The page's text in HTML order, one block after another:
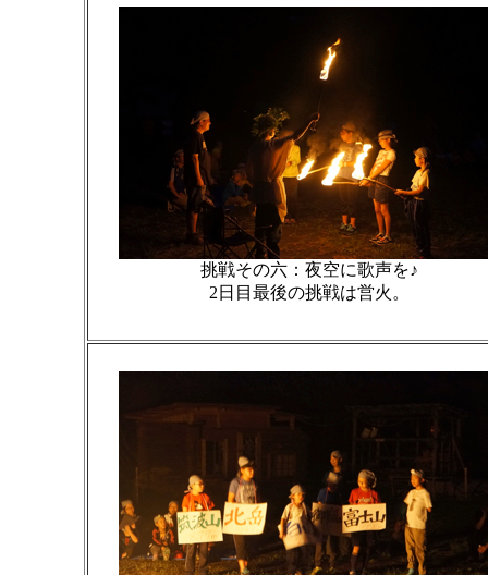
挑戦その六：夜空に歌声を♪
2日目最後の挑戦は営火。